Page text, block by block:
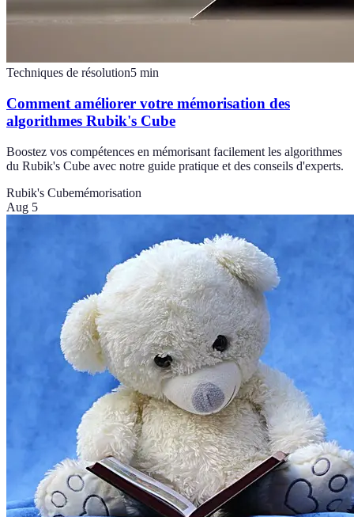
Techniques de résolution5 min
Comment améliorer votre mémorisation des
algorithmes Rubik's Cube
Boostez vos compétences en mémorisant facilement les algorithmes
du Rubik's Cube avec notre guide pratique et des conseils d'experts.
Rubik's Cubemémorisation
Aug 5